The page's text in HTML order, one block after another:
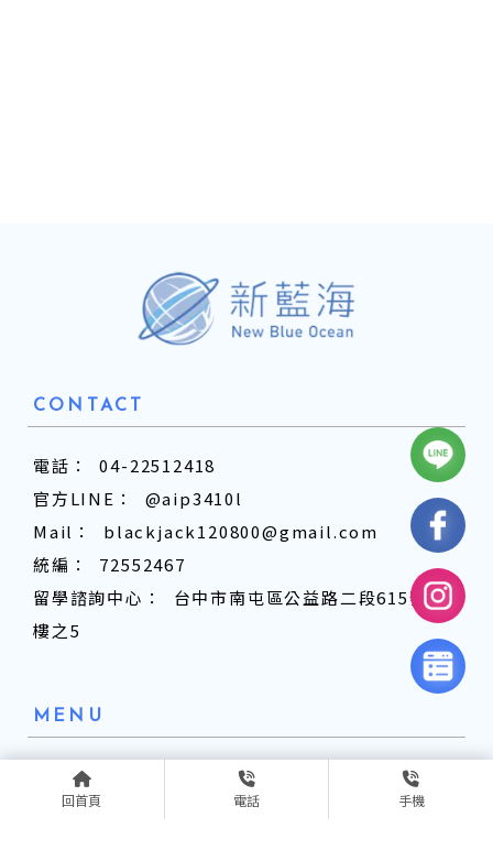
回首頁 電話 手機
@aip3410l
04-22512418
72552467
blackjack120800@gmail.com
台中市南屯區公益路二段615號14
樓之5
最新消息
關於新藍海